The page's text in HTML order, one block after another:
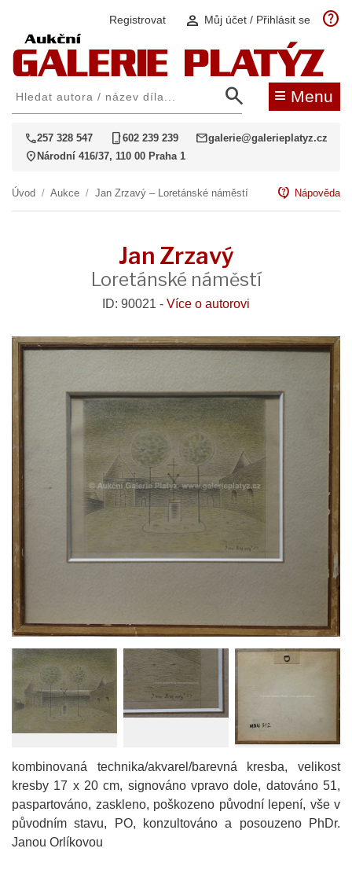
Registrovat person Můj účet / Přihlásit se help
search ≡ Menu
call257 328 547 phone_iphone602 239 239 mailgalerie@galerieplatyz.cz
location_on Národní 416/37, 110 00 Praha 1
Úvod / Aukce / Jan Zrzavý – Loretánské náměstí contact_support Nápověda
Jan Zrzavý
Loretánské náměstí
ID: 90021 - Více o autorovi
kombinovaná technika/akvarel/barevná kresba, velikost
kresby 17 x 20 cm, signováno vpravo dole, datováno 51,
paspartováno, zaskleno, poškozeno původní lepení, vše v
původním stavu, PO, konzultováno a posouzeno PhDr.
Janou Orlíkovou